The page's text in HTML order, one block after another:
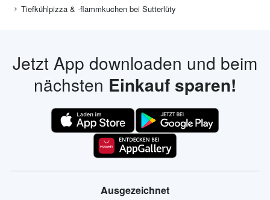
Tiefkühlpizza & -flammkuchen bei Sutterlüty
Jetzt App downloaden und beim
nächsten Einkauf sparen!
Ausgezeichnet